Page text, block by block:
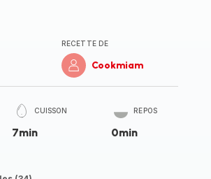
RECETTE DE
Cookmiam
CUISSON
7min
REPOS
0min